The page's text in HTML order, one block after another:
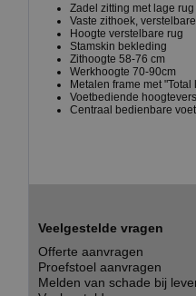
Zadel zitting met lage rug
Vaste zithoek,
Hoogte verstelbare rug
Stamskin bekleding
Zithoogte 58-76 cm
Werkhoogte 70-90cm
Metalen frame met "Total
Voetbediende
Centraal bedienbare
Veelgestelde vragen
Offerte aanvragen
Proefstoel aanvragen
Melden van schade bij